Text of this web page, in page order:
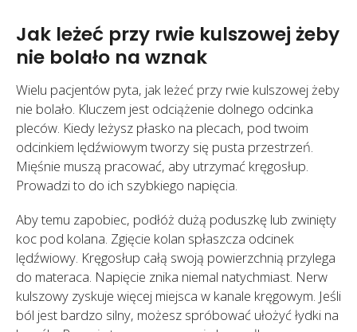
Jak leżeć przy rwie kulszowej żeby
nie bolało na wznak
Wielu pacjentów pyta, jak leżeć przy rwie kulszowej żeby
nie bolało. Kluczem jest odciążenie dolnego odcinka
pleców. Kiedy leżysz płasko na plecach, pod twoim
odcinkiem lędźwiowym tworzy się pusta przestrzeń.
Mięśnie muszą pracować, aby utrzymać kręgosłup.
Prowadzi to do ich szybkiego napięcia.
Aby temu zapobiec, podłóż dużą poduszkę lub zwinięty
koc pod kolana. Zgięcie kolan spłaszcza odcinek
lędźwiowy. Kręgosłup całą swoją powierzchnią przylega
do materaca. Napięcie znika niemal natychmiast. Nerw
kulszowy zyskuje więcej miejsca w kanale kręgowym. Jeśli
ból jest bardzo silny, możesz spróbować ułożyć łydki na